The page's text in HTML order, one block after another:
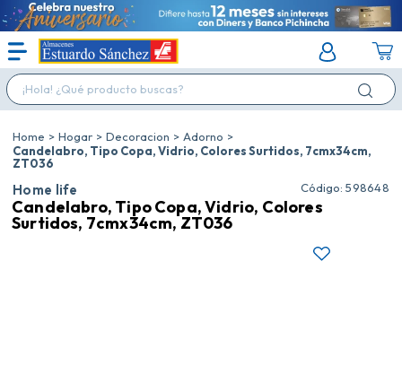
¡Hola! ¿Qué producto buscas?
Hogar Decoracion
Adorno
Candelabro, Tipo Copa, Vidrio, Colores Surtidos, 7cmx34cm,
ZT036
Home life : 598648
Candelabro, Tipo Copa, Vidrio, Colores
Surtidos, 7cmx34cm, ZT036